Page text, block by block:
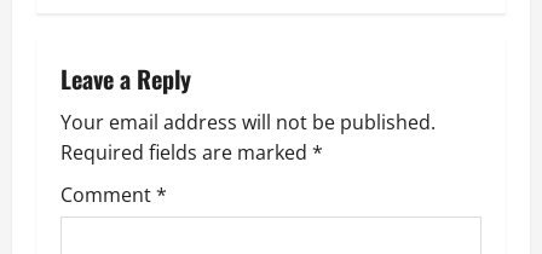
a
v
i
g
Leave a Reply
Your email address will not be published.
Required fields are marked *
Comment*